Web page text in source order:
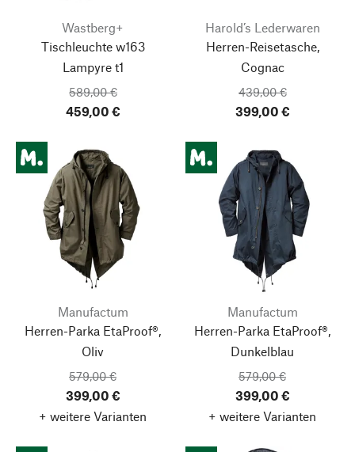
Wastberg+
Tischleuchte w163
Lampyre t1
589,00 €
459,00 €
Harold’s Lederwaren
Herren-Reisetasche,
Cognac
439,00 €
399,00 €
Manufactum
Herren-Parka EtaProof®,
Oliv
579,00 €
399,00 €
+ weitere Varianten
Manufactum
Herren-Parka EtaProof®,
Dunkelblau
579,00 €
399,00 €
+ weitere Varianten